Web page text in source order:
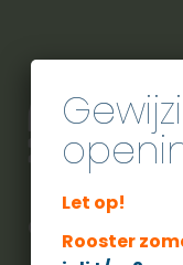
City Sport
Let op!
Rooster